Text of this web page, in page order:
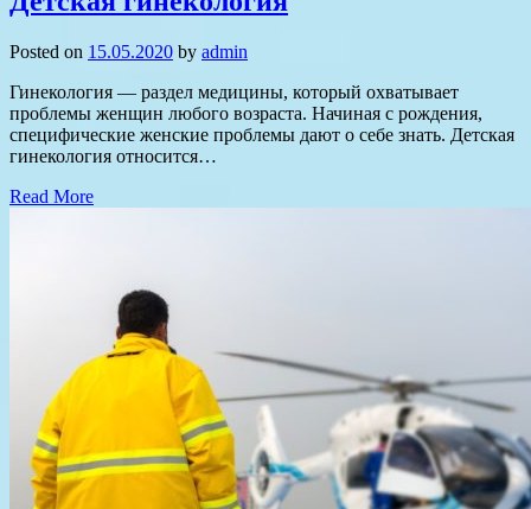
Posted on 15.05.2020 by admin
Гинекология — раздел медицины, который охватывает
проблемы женщин любого возраста. Начиная с рождения,
специфические женские проблемы дают о себе знать. Детская
гинекология относится…
Read More